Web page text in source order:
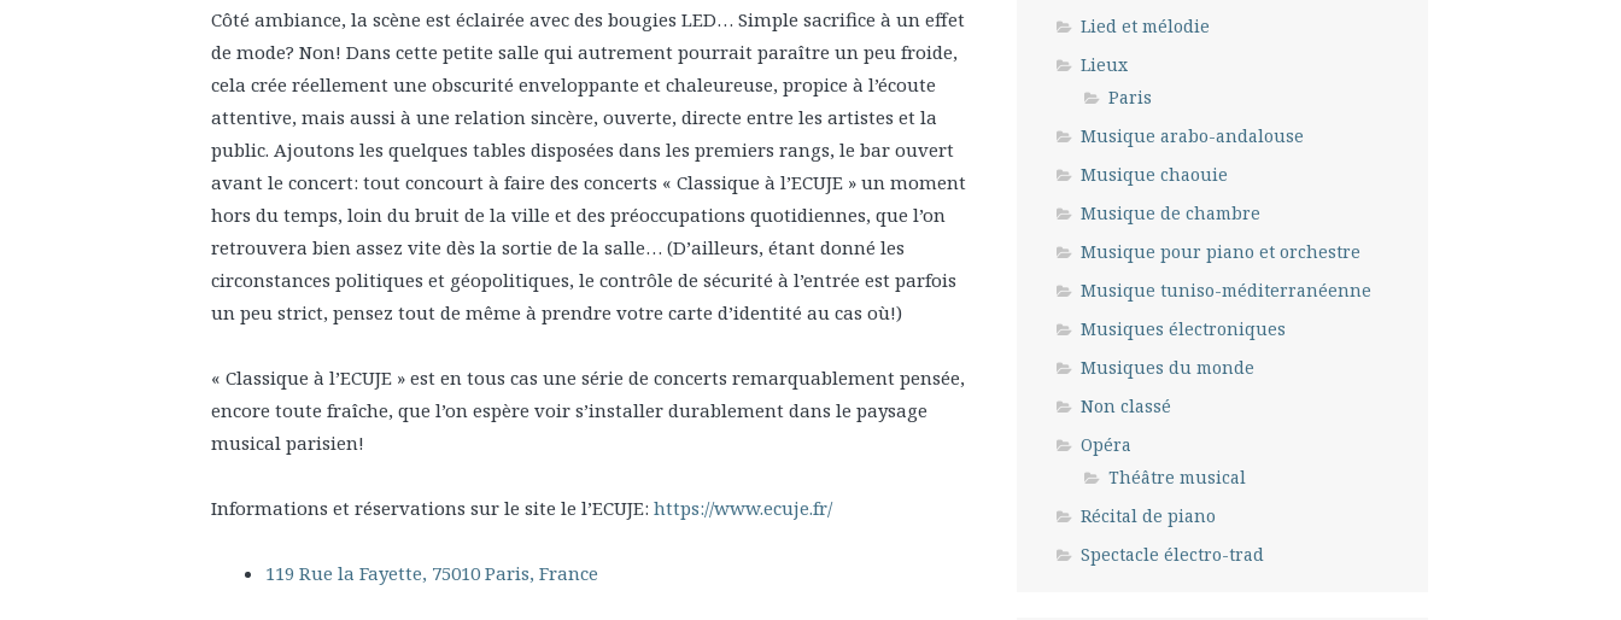
Côté ambiance, la scène est éclairée avec des bougies LED… Simple sacrifice à un effet
de mode? Non! Dans cette petite salle qui autrement pourrait paraître un peu froide,
cela crée réellement une obscurité enveloppante et chaleureuse, propice à l’écoute
attentive, mais aussi à une relation sincère, ouverte, directe entre les artistes et la
public. Ajoutons les quelques tables disposées dans les premiers rangs, le bar ouvert
avant le concert: tout concourt à faire des concerts « Classique à l’ECUJE » un moment
hors du temps, loin du bruit de la ville et des préoccupations quotidiennes, que l’on
retrouvera bien assez vite dès la sortie de la salle… (D’ailleurs, étant donné les
circonstances politiques et géopolitiques, le contrôle de sécurité à l’entrée est parfois
un peu strict, pensez tout de même à prendre votre carte d’identité au cas où!)
« Classique à l’ECUJE » est en tous cas une série de concerts remarquablement pensée,
encore toute fraîche, que l’on espère voir s’installer durablement dans le paysage
musical parisien!
Informations et réservations sur le site le l’ECUJE: https://www.ecuje.fr/
119 Rue la Fayette, 75010 Paris, France
Lied et mélodie
Lieux
Paris
Musique arabo-andalouse
Musique chaouie
Musique de chambre
Musique pour piano et orchestre
Musique tuniso-méditerranéenne
Musiques électroniques
Musiques du monde
Non classé
Opéra
Théâtre musical
Récital de piano
Spectacle électro-trad